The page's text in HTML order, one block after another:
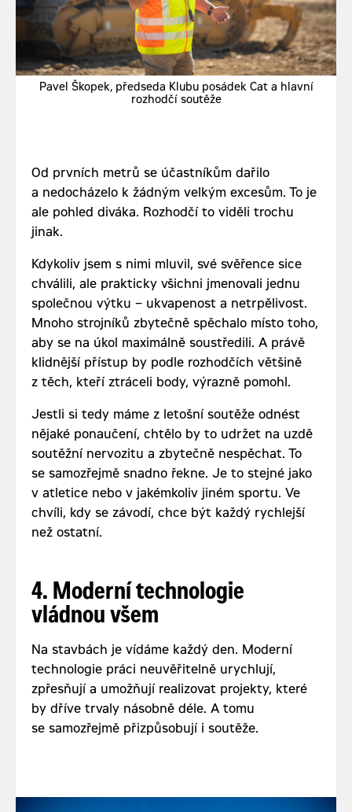
Pavel Škopek, předseda Klubu posádek Cat a hlavní
rozhodčí soutěže
Od prvních metrů se účastníkům dařilo
a nedocházelo k žádným velkým excesům. To je
ale pohled diváka. Rozhodčí to viděli trochu
jinak.
Kdykoliv jsem s nimi mluvil, své svěřence sice
chválili, ale prakticky všichni jmenovali jednu
společnou výtku – ukvapenost a netrpělivost.
Mnoho strojníků zbytečně spěchalo místo toho,
aby se na úkol maximálně soustředili. A právě
klidnější přístup by podle rozhodčích většině
z těch, kteří ztráceli body, výrazně pomohl.
Jestli si tedy máme z letošní soutěže odnést
nějaké ponaučení, chtělo by to udržet na uzdě
soutěžní nervozitu a zbytečně nespěchat. To
se samozřejmě snadno řekne. Je to stejné jako
v atletice nebo v jakémkoliv jiném sportu. Ve
chvíli, kdy se závodí, chce být každý rychlejší
než ostatní.
4. Moderní technologie
vládnou všem
Na stavbách je vídáme každý den. Moderní
technologie práci neuvěřitelně urychlují,
zpřesňují a umožňují realizovat projekty, které
by dříve trvaly násobně déle. A tomu
se samozřejmě přizpůsobují i soutěže.